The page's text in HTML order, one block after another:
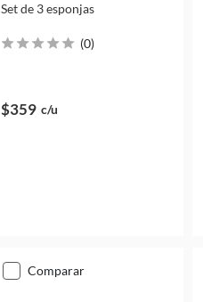
Set de 3 esponjas
(0)
$359 c/u
comparar